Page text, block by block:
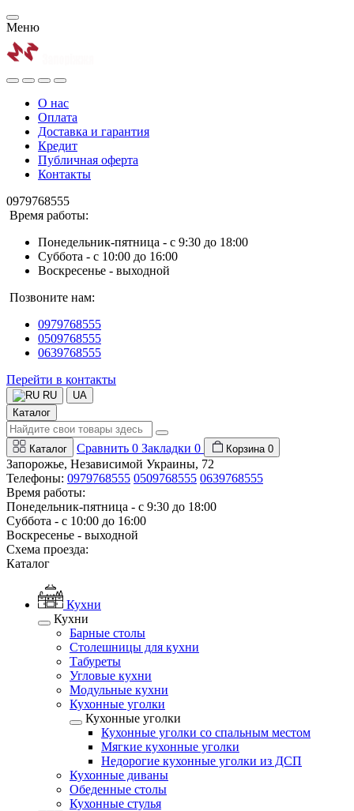
Меню
О нас
Оплата
Доставка и гарантия
Кредит
Публичная оферта
Контакты
0979768555
Время работы:
Понедельник-пятница - с 9:30 до 18:00
Суббота - с 10:00 до 16:00
Воскресенье - выходной
Позвоните нам:
0979768555
0509768555
0639768555
Перейти в контакты
RU
UA
Каталог
Каталог Сравнить 0 Закладки 0 Корзина 0
Запорожье, Независимой Украины, 72
Телефоны: 0979768555 0509768555 0639768555
Время работы:
Понедельник-пятница - с 9:30 до 18:00
Суббота - с 10:00 до 16:00
Воскресенье - выходной
Схема проезда:
Каталог
Кухни
Кухни
Барные столы
Столешницы для кухни
Табуреты
Угловые кухни
Модульные кухни
Кухонные уголки
Кухонные уголки
Кухонные уголки со спальным местом
Мягкие кухонные уголки
Недорогие кухонные уголки из ДСП
Кухонные диваны
Обеденные столы
Кухонные стулья